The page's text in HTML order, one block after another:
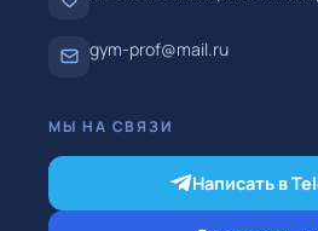
gym-prof@mail.ru
МЫ НА СВЯЗИ
Написать в